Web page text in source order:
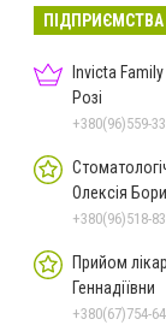
Invicta
Розі
+380(96)559-
Олексія
+380(96)518-
Прийом
Геннадіївни
+380(67)754-